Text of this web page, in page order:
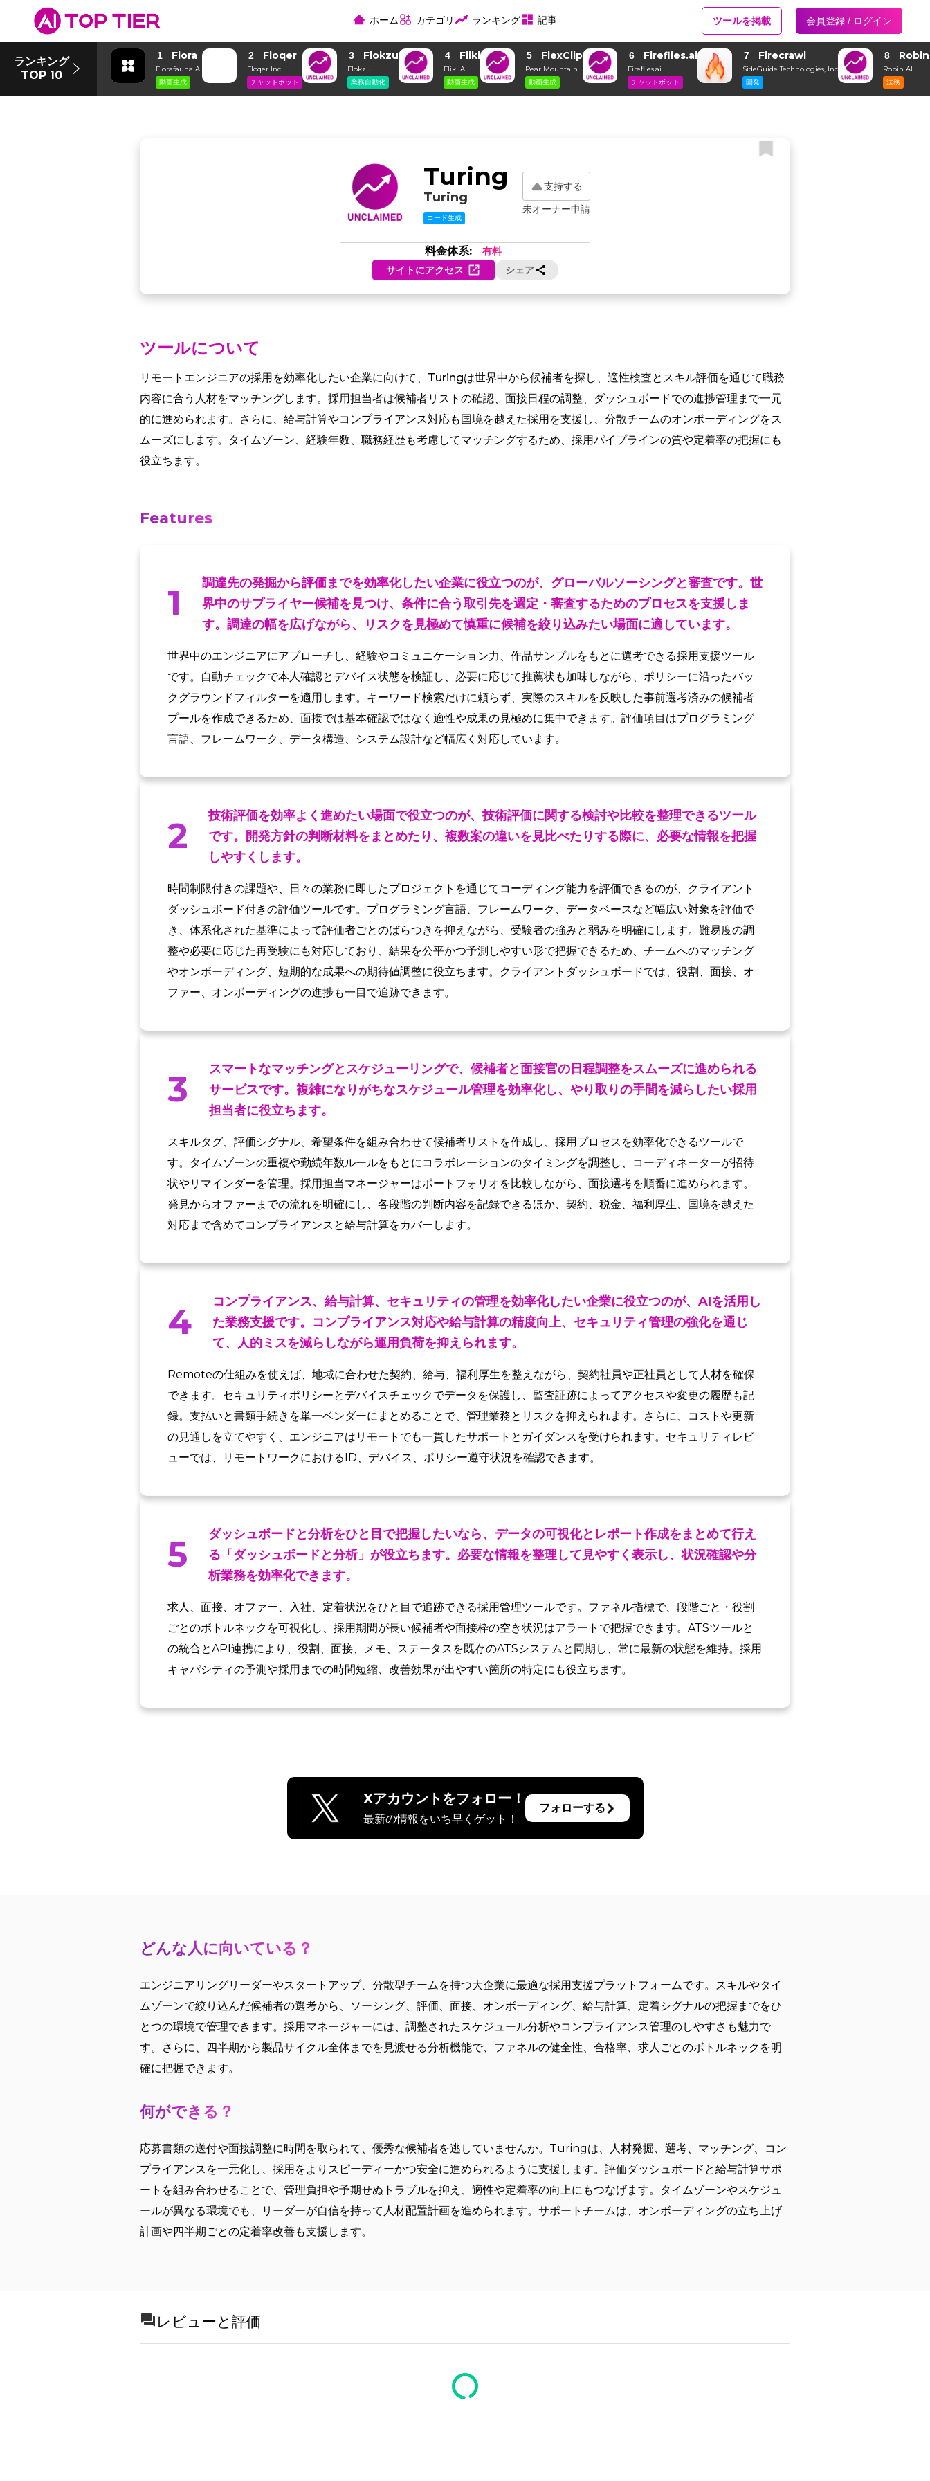
ホーム カテゴリ ランキング 記事 ツールを掲載 会員登録 / ログイン
ランキング
TOP 10
1 Flora
Florafauna AI
動画生成
2 Floqer
Floqer Inc.
チャットボット
3 Flokzu
Flokzu
業務自動化
4 Fliki
Fliki AI
動画生成
5 FlexClip
PearlMountain
動画生成
6 Fireflies.ai
Fireflies.ai
チャットボット
7 Firecrawl
SideGuide Technologies, Inc
開発
8
Robin AI
法務
Turing
Turing
コード生成
支持する
未オーナー申請
料金体系: 有料
サイトにアクセス シェア
ツールについて
リモートエンジニアの採用を効率化したい企業に向けて、Turingは世界中から候補者を探し、適性検査とスキル評価を通じて職務
内容に合う人材をマッチングします。採用担当者は候補者リストの確認、面接日程の調整、ダッシュボードでの進捗管理まで一元
的に進められます。さらに、給与計算やコンプライアンス対応も国境を越えた採用を支援し、分散チームのオンボーディングをス
ムーズにします。タイムゾーン、経験年数、職務経歴も考慮してマッチングするため、採用パイプラインの質や定着率の把握にも
役立ちます。
Features
1
調達先の発掘から評価までを効率化したい企業に役立つのが、グローバルソーシングと審査です。世
界中のサプライヤー候補を見つけ、条件に合う取引先を選定・審査するためのプロセスを支援しま
す。調達の幅を広げながら、リスクを見極めて慎重に候補を絞り込みたい場面に適しています。
世界中のエンジニアにアプローチし、経験やコミュニケーション力、作品サンプルをもとに選考できる採用支援ツール
です。自動チェックで本人確認とデバイス状態を検証し、必要に応じて推薦状も加味しながら、ポリシーに沿ったバッ
クグラウンドフィルターを適用します。キーワード検索だけに頼らず、実際のスキルを反映した事前選考済みの候補者
プールを作成できるため、面接では基本確認ではなく適性や成果の見極めに集中できます。評価項目はプログラミング
言語、フレームワーク、データ構造、システム設計など幅広く対応しています。
2
技術評価を効率よく進めたい場面で役立つのが、技術評価に関する検討や比較を整理できるツール
です。開発方針の判断材料をまとめたり、複数案の違いを見比べたりする際に、必要な情報を把握
しやすくします。
時間制限付きの課題や、日々の業務に即したプロジェクトを通じてコーディング能力を評価できるのが、クライアント
ダッシュボード付きの評価ツールです。プログラミング言語、フレームワーク、データベースなど幅広い対象を評価で
き、体系化された基準によって評価者ごとのばらつきを抑えながら、受験者の強みと弱みを明確にします。難易度の調
整や必要に応じた再受験にも対応しており、結果を公平かつ予測しやすい形で把握できるため、チームへのマッチング
やオンボーディング、短期的な成果への期待値調整に役立ちます。クライアントダッシュボードでは、役割、面接、オ
ファー、オンボーディングの進捗も一目で追跡できます。
3
スマートなマッチングとスケジューリングで、候補者と面接官の日程調整をスムーズに進められる
サービスです。複雑になりがちなスケジュール管理を効率化し、やり取りの手間を減らしたい採用
担当者に役立ちます。
スキルタグ、評価シグナル、希望条件を組み合わせて候補者リストを作成し、採用プロセスを効率化できるツールで
す。タイムゾーンの重複や勤続年数ルールをもとにコラボレーションのタイミングを調整し、コーディネーターが招待
状やリマインダーを管理。採用担当マネージャーはポートフォリオを比較しながら、面接選考を順番に進められます。
発見からオファーまでの流れを明確にし、各段階の判断内容を記録できるほか、契約、税金、福利厚生、国境を越えた
対応まで含めてコンプライアンスと給与計算をカバーします。
4
コンプライアンス、給与計算、セキュリティの管理を効率化したい企業に役立つのが、AIを活用し
た業務支援です。コンプライアンス対応や給与計算の精度向上、セキュリティ管理の強化を通じ
て、人的ミスを減らしながら運用負荷を抑えられます。
Remoteの仕組みを使えば、地域に合わせた契約、給与、福利厚生を整えながら、契約社員や正社員として人材を確保
できます。セキュリティポリシーとデバイスチェックでデータを保護し、監査証跡によってアクセスや変更の履歴も記
録。支払いと書類手続きを単一ベンダーにまとめることで、管理業務とリスクを抑えられます。さらに、コストや更新
の見通しを立てやすく、エンジニアはリモートでも一貫したサポートとガイダンスを受けられます。セキュリティレビ
ューでは、リモートワークにおけるID、デバイス、ポリシー遵守状況を確認できます。
5
ダッシュボードと分析をひと目で把握したいなら、データの可視化とレポート作成をまとめて行え
る「ダッシュボードと分析」が役立ちます。必要な情報を整理して見やすく表示し、状況確認や分
析業務を効率化できます。
求人、面接、オファー、入社、定着状況をひと目で追跡できる採用管理ツールです。ファネル指標で、段階ごと・役割
ごとのボトルネックを可視化し、採用期間が長い候補者や面接枠の空き状況はアラートで把握できます。ATSツールと
の統合とAPI連携により、役割、面接、メモ、ステータスを既存のATSシステムと同期し、常に最新の状態を維持。採用
キャパシティの予測や採用までの時間短縮、改善効果が出やすい箇所の特定にも役立ちます。
Xアカウントをフォロー！
最新の情報をいち早くゲット！
フォローする
どんな人に向いている？
エンジニアリングリーダーやスタートアップ、分散型チームを持つ大企業に最適な採用支援プラットフォームです。スキルやタイ
ムゾーンで絞り込んだ候補者の選考から、ソーシング、評価、面接、オンボーディング、給与計算、定着シグナルの把握までをひ
とつの環境で管理できます。採用マネージャーには、調整されたスケジュール分析やコンプライアンス管理のしやすさも魅力で
す。さらに、四半期から製品サイクル全体までを見渡せる分析機能で、ファネルの健全性、合格率、求人ごとのボトルネックを明
確に把握できます。
何ができる？
応募書類の送付や面接調整に時間を取られて、優秀な候補者を逃していませんか。Turingは、人材発掘、選考、マッチング、コン
プライアンスを一元化し、採用をよりスピーディーかつ安全に進められるように支援します。評価ダッシュボードと給与計算サポ
ートを組み合わせることで、管理負担や予期せぬトラブルを抑え、適性や定着率の向上にもつなげます。タイムゾーンやスケジュ
ールが異なる環境でも、リーダーが自信を持って人材配置計画を進められます。サポートチームは、オンボーディングの立ち上げ
計画や四半期ごとの定着率改善も支援します。
レビューと評価